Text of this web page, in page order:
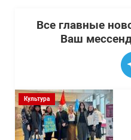
Все главные
Ваш
Культура